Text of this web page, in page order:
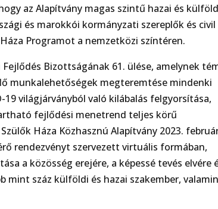
az Alapítvány magas szintű hazai és
és marokkói kormányzati szereplők és civil
Programot a nemzetközi színtéren.
Bizottságának 61. ülése, amelynek
munkalehetőségek megteremtése mindenki
világjárványból való kilábalás felgyorsítása,
fejlődési menetrend teljes körű
Háza Közhasznú Alapítvány 2023.
rendezvényt szervezett virtuális formában,
a közösség erejére, a képessé tevés elvére
mint száz külföldi és hazai szakember,